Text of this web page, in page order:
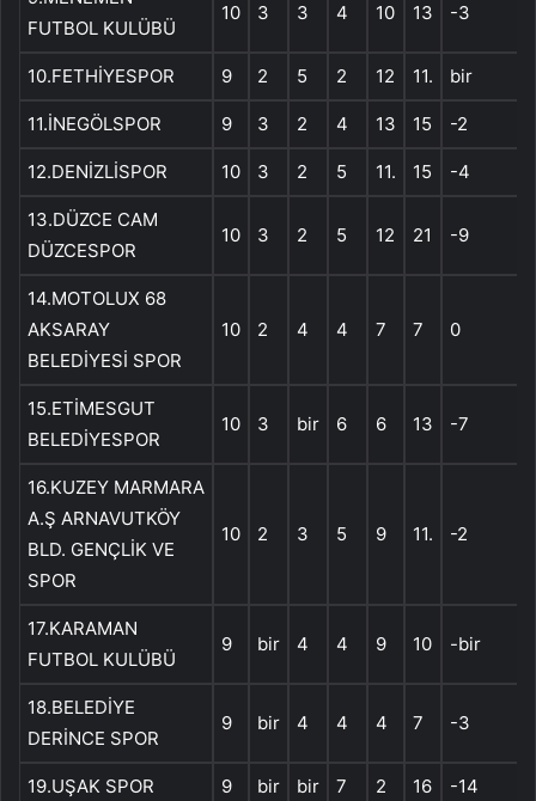
FUTBOL KULÜBÜ
10 3 3 4 10 13 -3
10.FETHİYESPOR 9 2 5 2 12 11. bir
11.İNEGÖLSPOR 9 3 2 4 13 15 -2
12.DENİZLİSPOR 10 3 2 5 11. 15 -4
13.DÜZCE CAM
DÜZCESPOR
10 3 2 5 12 21 -9
14.MOTOLUX 68
AKSARAY
BELEDİYESİ SPOR
10 2 4 4 7 7 0
15.ETİMESGUT
BELEDİYESPOR
10 3 bir 6 6 13 -7
16.KUZEY MARMARA
A.Ş ARNAVUTKÖY
BLD. GENÇLİK VE
SPOR
10 2 3 5 9 11. -2
17.KARAMAN
FUTBOL KULÜBÜ
9 bir 4 4 9 10 -bir
18.BELEDİYE
DERİNCE SPOR
9 bir 4 4 4 7 -3
19.UŞAK SPOR 9 bir bir 7 2 16 -14